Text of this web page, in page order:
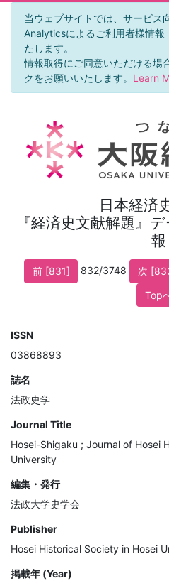
当ウェブサイトでは、サービス
Analyticsによるご利用者様情報
たします。
情報取得にご同意いただける場
クをお願いいたします。 Learn
日本経済
『経済史文献解題』
報
前 [831] 832/3748 次
Top
ISSN
03868893
誌名
法政史学
Journal Title
Hosei-Shigaku ; Journal of Hosei
University
編集・発行
法政大学史学会
Publisher
Hosei Historical Society in Hosei
掲載年 (Year)